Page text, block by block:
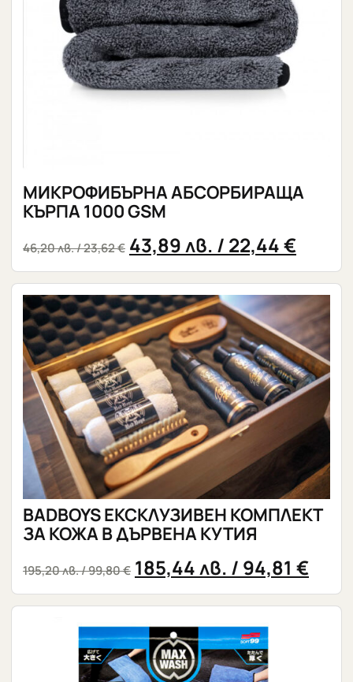
МИКРОФИБЪРНА АБСОРБИРАЩА
КЪРПА 1000 GSM
46,20лв./ 23,62 € 43,89 лв. / 22,44 €
BADBOYS ЕКСКЛУЗИВЕН КОМПЛЕКТ
ЗА КОЖА В ДЪРВЕНА КУТИЯ
195,20лв./ 99,80 € 185,44лв. / 94,81 €